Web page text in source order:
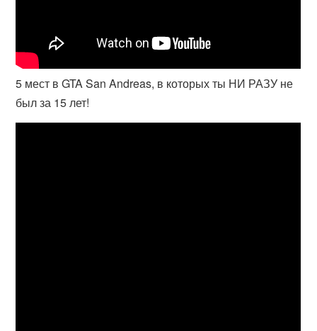
5 мест в GTA San Andreas, в которых ты НИ РАЗУ не
был за 15 лет!